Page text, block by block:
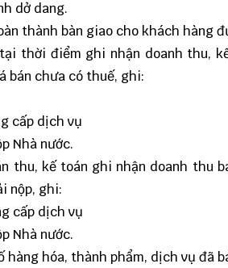
dở dang.
thành bàn giao cho khách hàng
thời điểm ghi nhận doanh thu,
bán chưa có thuế, ghi:
cấp dịch vụ
Nhà nước.
thu, kế toán ghi nhận doanh thu
nộp, ghi:
cấp dịch vụ
Nhà nước.
hóa, thành phẩm, dịch vụ đã